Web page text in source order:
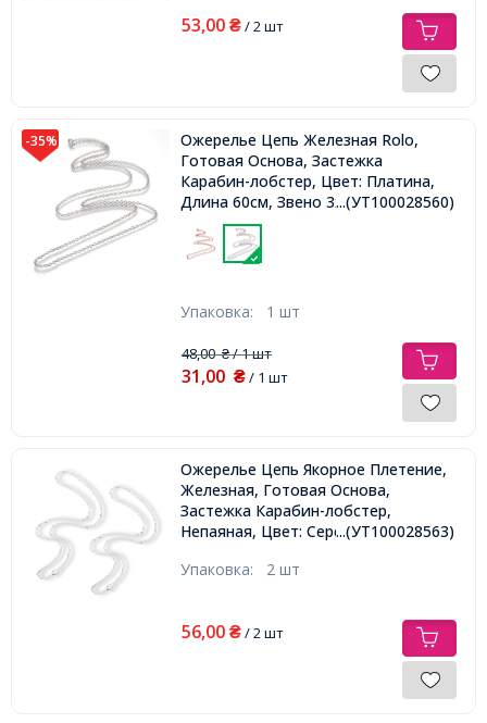
53,00 ₴/ 2 шт
-35%
Ожерелье Цепь Железная Rolo,
Готовая Основа, Застежка
Карабин-лобстер, Цвет: Платина,
Длина 60см, Звено 3х0.8мм,...(УТ100028560)
Упаковка: 1 шт
48,00₴/ 1 шт
31,00 ₴/ 1 шт
Ожерелье Цепь Якорное Плетение,
Железная, Готовая Основа,
Застежка Карабин-лобстер,
Непаяная, Цвет: Серебро, Длина
...(УТ100028563)
Упаковка: 2 шт
56,00 ₴/ 2 шт